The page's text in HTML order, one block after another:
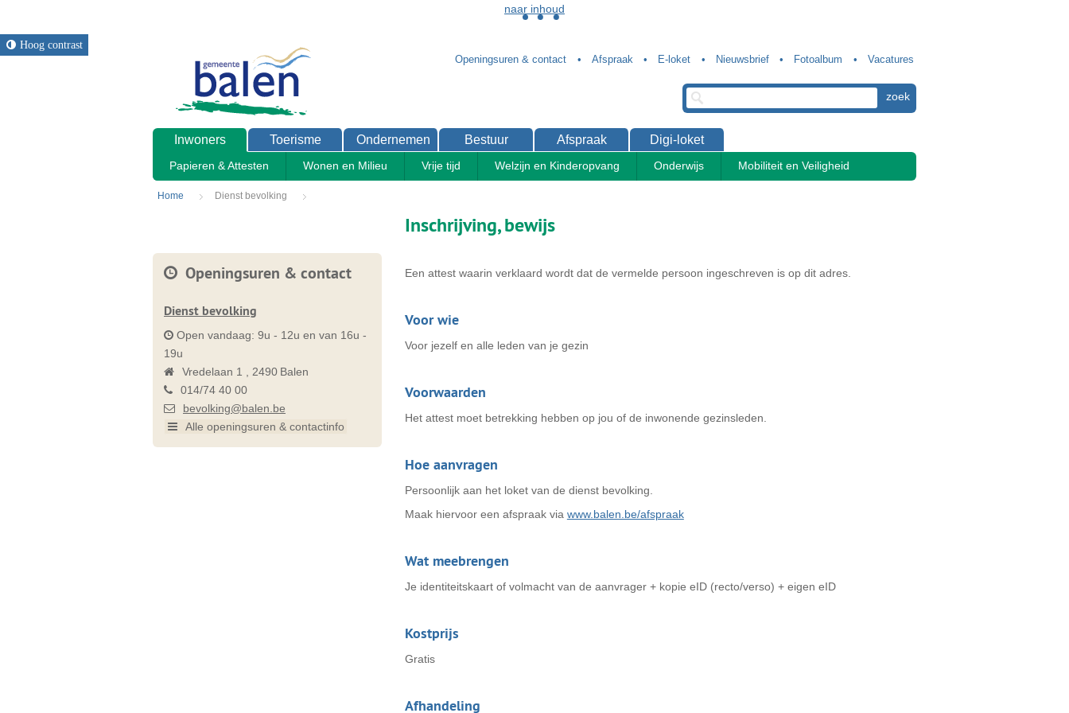
naar inhoud
Hoog contrast
Openingsuren & contact Afspraak E-loket Nieuwsbrief Fotoalbum Vacatures
Inwoners
Papieren & Attesten Wonen en Milieu Vrije tijd Welzijn en Kinderopvang Onderwijs Mobiliteit en Veiligheid
Toerisme Ondernemen Bestuur Afspraak Digi-loket
Home Dienst bevolking
Inschrijving, bewijs
Een attest waarin verklaard wordt dat de vermelde persoon ingeschreven is op dit adres.
Voor wie
Voor jezelf en alle leden van je gezin
Voorwaarden
Het attest moet betrekking hebben op jou of de inwonende gezinsleden.
Hoe aanvragen
Persoonlijk aan het loket van de dienst bevolking.
Maak hiervoor een afspraak via www.balen.be/afspraak
Wat meebrengen
Je identiteitskaart of volmacht van de aanvrager + kopie eID (recto/verso) + eigen eID
Kostprijs
Gratis
Afhandeling
Openingsuren & contact
Dienst bevolking
Open vandaag: 9u - 12u en van 16u -
19u
Vredelaan 1
2490 Balen
014/74 40 00
bevolking@balen.be
Alle openingsuren & contactinfo